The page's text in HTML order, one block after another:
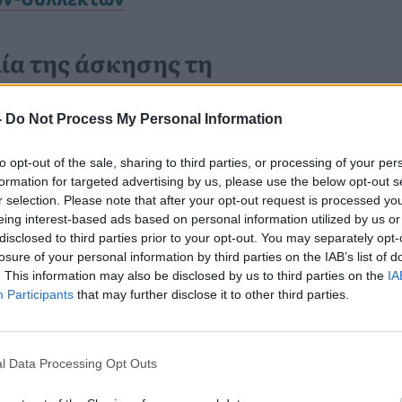
Do Not Process My Personal Information
opt-out of the sale, sharing to third parties, or processing of your
for targeted advertising by us, please use the below opt-out
selection. Please note that after your opt-out request is processed
interest-based ads based on personal information utilized by us
to third parties prior to your opt-out. You may separately
of your personal information by third parties on the IAB’s list of
This information may also be disclosed by us to third parties on the
Participants that may further disclose it to other third parties.
Data Processing Opt Outs
της άσκησης τη
δεδομένα από
Study (121.700 γυναίκες) και το
άνδρες) — παρακολουθώντας
από 30 χρόνια.
Καρκίνος Προστάτη:
Νέα Ελάχιστα